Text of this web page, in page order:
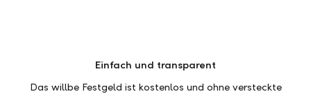
Einfach und transparent
Das willbe Festgeld ist kostenlos und ohne versteckte